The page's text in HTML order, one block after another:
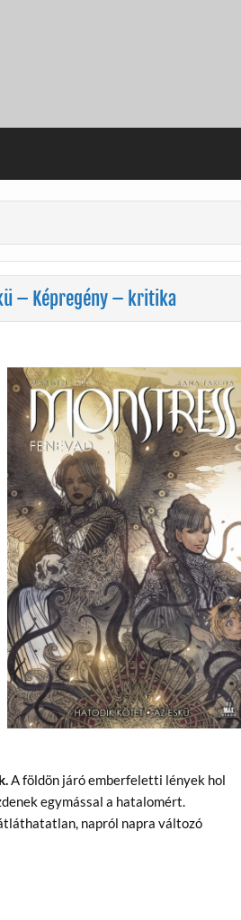
– Képregény – kritika
A földön járó emberfeletti lények hol
egymással a hatalomért.
napról napra változó